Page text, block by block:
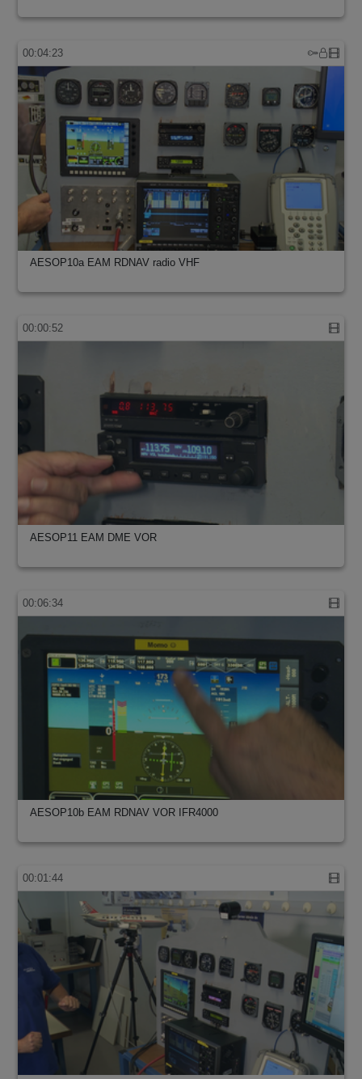
00:04:23
AESOP10a EAM RDNAV radio VHF
00:00:52
AESOP11 EAM DME VOR
00:06:34
AESOP10b EAM RDNAV VOR IFR4000
00:01:44